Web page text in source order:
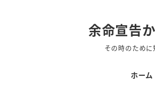
余命宣告
その時のため
ホーム